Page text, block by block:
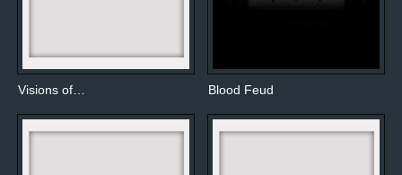
Visions of… Blood Feud